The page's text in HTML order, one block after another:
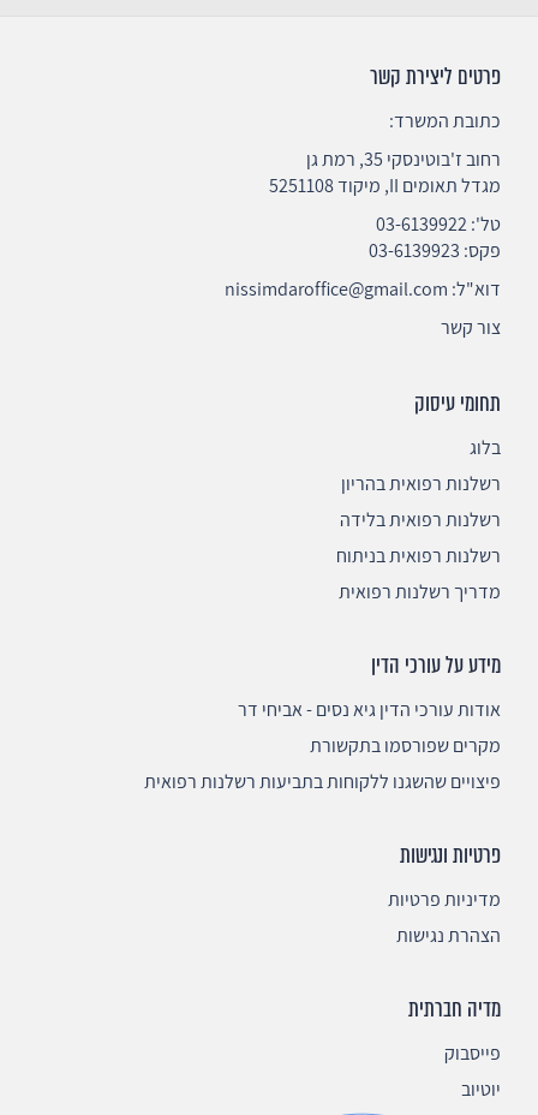
פרטים ליצירת קשר
כתובת המשרד:
רחוב ז'בוטינסקי 35, רמת גן
מגדל תאומים II, מיקוד 5251108
טל':03-6139922
פקס: 03-6139923
דוא"ל: nissimdaroffice@gmail.com
צור קשר
תחומי עיסוק
בלוג
רשלנות רפואית בהריון
רשלנות רפואית בלידה
רשלנות רפואית בניתוח
מדריך רשלנות רפואית
מידע על עורכי הדין
אודות עורכי הדין גיא נסים - אביחי דר
מקרים שפורסמו בתקשורת
פיצויים שהשגנו ללקוחות בתביעות רשלנות רפואית
פרטיות ונגישות
מדיניות פרטיות
הצהרת נגישות
מדיה חברתית
פייסבוק
יוטיוב